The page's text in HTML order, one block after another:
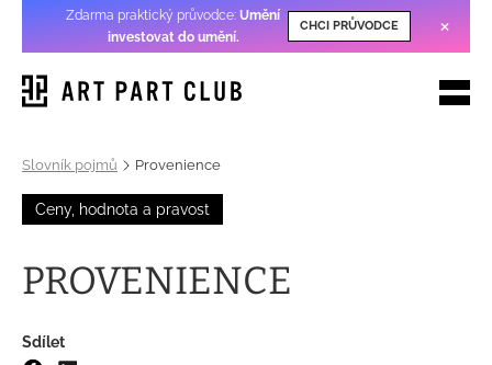
Zdarma praktický průvodce:Umění
investovat do umění.
CHCI PRŮVODCE ×
Slovník pojmů Provenience
Ceny, hodnota a pravost
PROVENIENCE
Sdílet